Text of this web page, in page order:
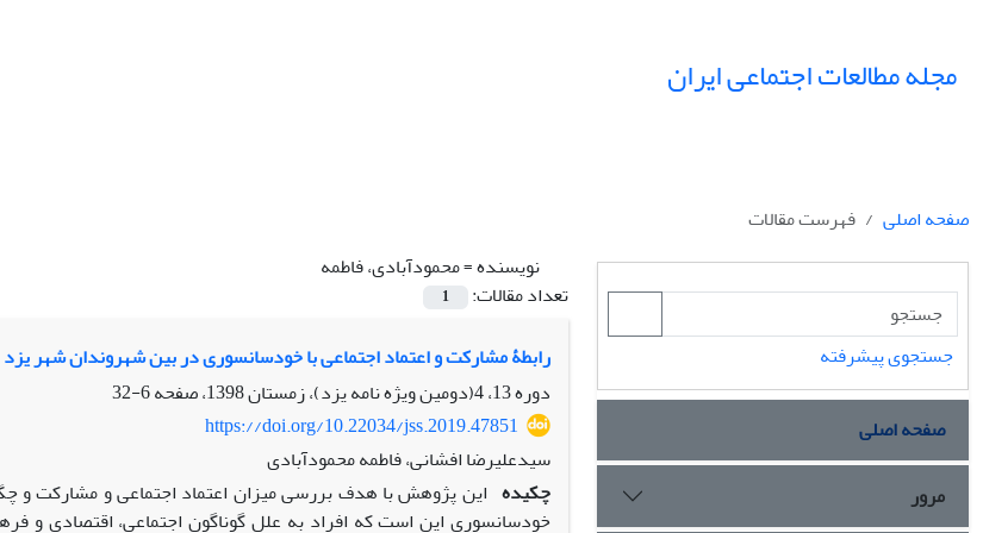
مجله مطالعات اجتماعی ایران
صفحه اصلی
فهرست مقالات
نویسنده =محمودآبادی، فاطمه
تعداد مقالات:
1
رابطۀ مشارکت و اعتماد اجتماعی با خودسانسوری در بین شهروندان شهر یزد
دوره 13، 4(دومین ویژه نامه یزد)، زمستان 1398، صفحه
6-32
https://doi.org/10.22034/jss.2019.47851
سیدعلیرضا افشانی، فاطمه محمودآبادی
چکیده این پژوهش با هدف بررسی میزان اعتماد اجتماعی و مشارکت و
خودسانسوری این است که افراد به علل گوناگون اجتماعی، اقتصادی و
جستجوی پیشرفته
صفحه اصلی
مرور